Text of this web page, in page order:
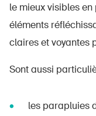
le mieux visibles
éléments
claires et voyantes
Sont aussi
les parapluies